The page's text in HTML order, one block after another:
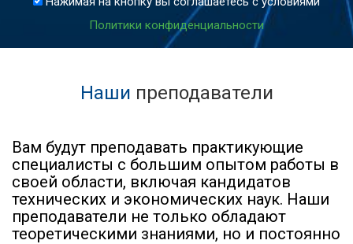
Политики конфиденциальности
Наши преподаватели
Вам будут преподавать практикующие
специалисты с большим опытом работы в
своей области, включая кандидатов
технических и экономических наук. Наши
преподаватели не только обладают
теоретическими знаниями, но и постоянно